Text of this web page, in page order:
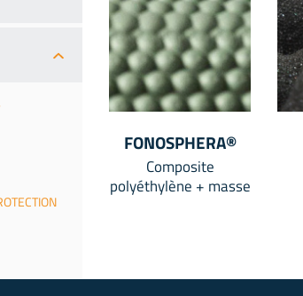
FONOSPHERA®
Composite
polyéthylène + masse